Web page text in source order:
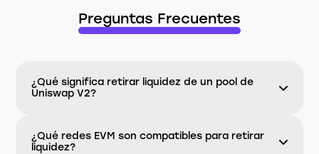
Preguntas Frecuentes
¿Qué significa retirar liquidez de un pool de
Uniswap V2?
¿Qué redes EVM son compatibles para retirar
liquidez?